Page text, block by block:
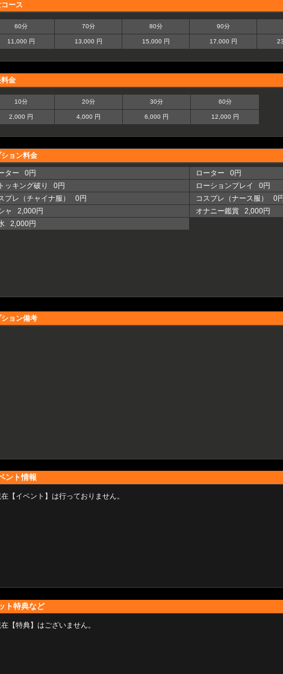
ース
60分 70分 80分 90分
11,000 円 13,000 円 15,000 円 17,000 円
金
10分 20分 30分 60分
2,000 円 4,000 円 6,000 円 12,000 円
ョン料金
ター 0円
ローター 0円
ッキング破り 0円
ローションプレイ 0円
プレ（チャイナ服） 0円
コスプレ（ナース服） 0
ャ 2,000円
オナニー鑑賞 2,000円
2,000円
ョン備考
ント情報
【イベント】は行っておりません。
ト特典など
【特典】はございません。